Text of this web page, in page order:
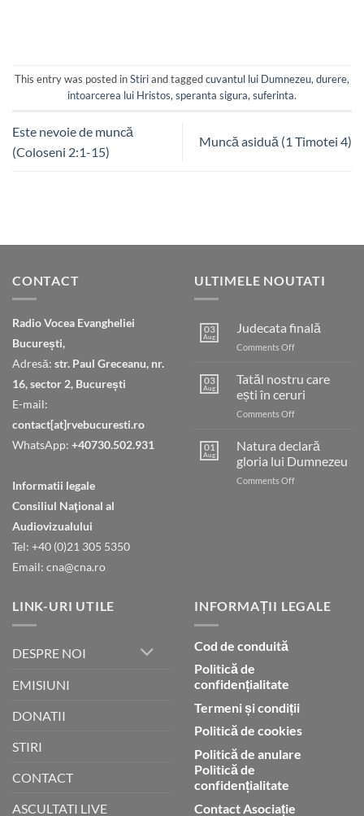
This entry was posted inStiriand taggedcuvantul lui Dumnezeu, durere,
intoarcerea lui Hristos, speranta sigura, suferinta.
Este nevoie de muncă
(Coloseni 2:1-15)
Muncă asiduă (1 Timotei 4)
CONTACT
Radio Vocea Evangheliei
București,
Adresă: str. Paul Greceanu, nr.
16, sector 2, București
E-mail:
contact[at]rvebucuresti.ro
WhatsApp: +40730.502.931
Informatii legale
Consiliul Naţional al
Audiovizualului
Tel: +40 (0)21 305 5350
Email: cna@cna.ro
ULTIMELE NOUTATI
03
Aug
Judecata finală
Comments Offon
03
Aug
Tatăl nostru care
ești în ceruri
Comments Offon
nostru
ești
în
01
Aug
Natura declară
gloria lui Dumnezeu
Comments Offon
LINK-URI UTILE
DESPRE NOI
EMISIUNI
DONATII
STIRI
CONTACT
ASCULTATI LIVE
INFORMAȚII LEGALE
Cod de conduită
Politică de
confidențialitate
Termeni și condiții
Politică de cookies
Politică de anulare
Politică de
confidențialitate
Contact Asociație